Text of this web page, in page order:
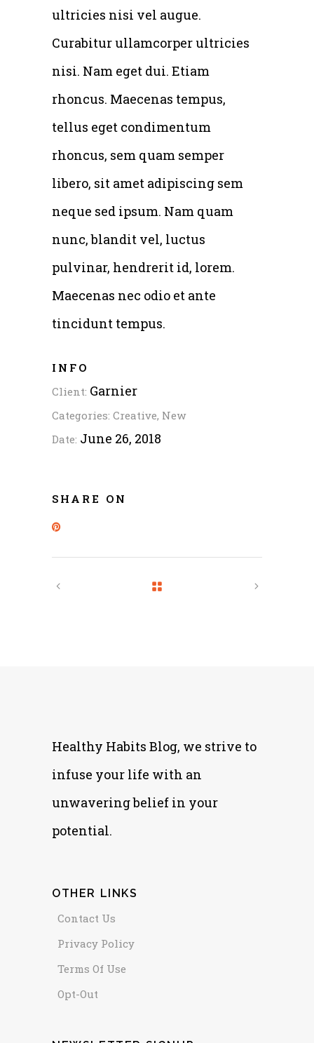
ultricies nisi vel augue.
Curabitur ullamcorper ultricies
nisi. Nam eget dui. Etiam
rhoncus. Maecenas tempus,
tellus eget condimentum
rhoncus, sem quam semper
libero, sit amet adipiscing sem
neque sed ipsum. Nam quam
nunc, blandit vel, luctus
pulvinar, hendrerit id, lorem.
Maecenas nec odio et ante
tincidunt tempus.
INFO
Client: Garnier
Categories: Creative New
Date: June 26, 2018
SHARE ON
Healthy Habits Blog, we strive to
infuse your life with an
unwavering belief in your
potential.
OTHER LINKS
Contact Us
Privacy Policy
Terms Of Use
Opt-Out